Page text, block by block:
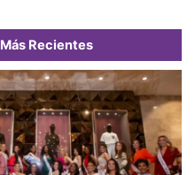
Más Recientes